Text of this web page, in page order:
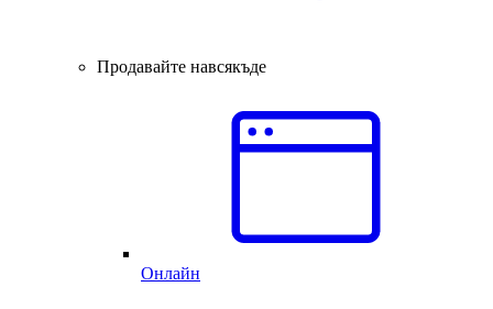
Продавайте навсякъде
Онлайн